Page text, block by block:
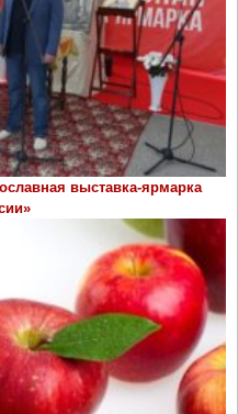
выставка-ярмарка